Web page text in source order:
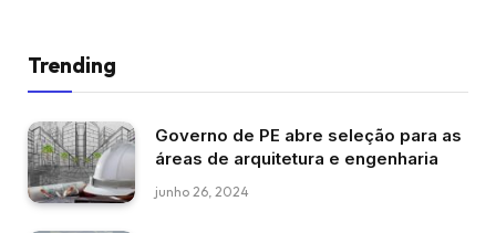
Trending
Governo de PE abre seleção para as
áreas de arquitetura e engenharia
junho 26, 2024